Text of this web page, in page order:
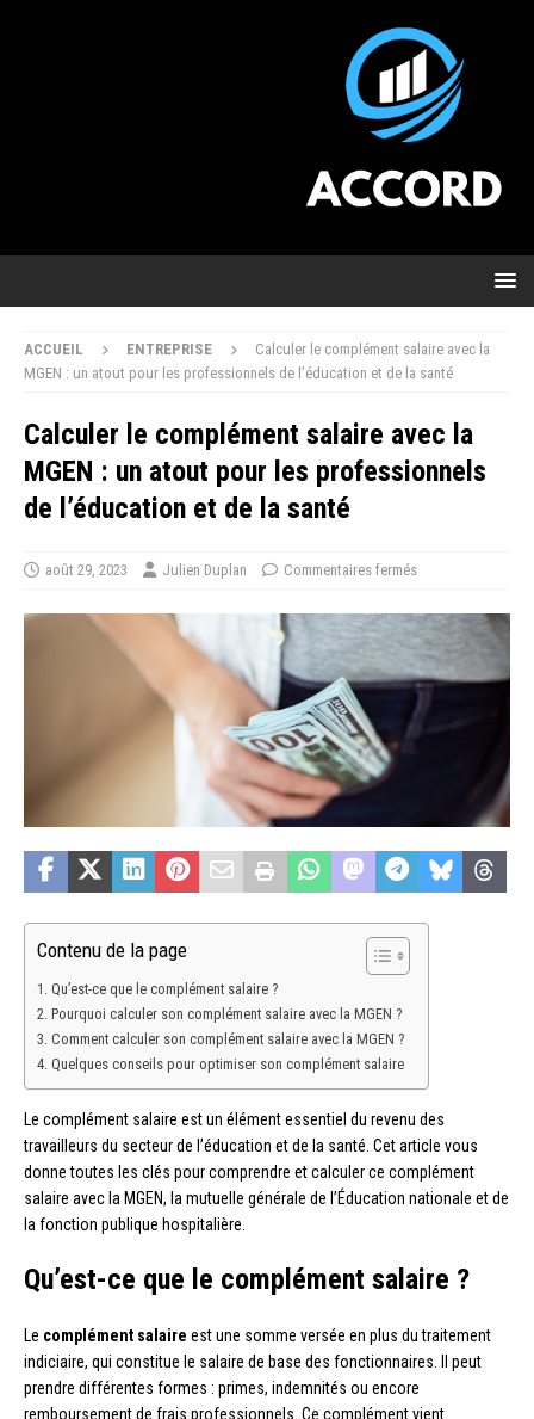
ACCUEIL ENTREPRISE
Calculer le complément salaire avec la
MGEN : un atout pour les professionnels de l’éducation et de la santé
Calculer le complément salaire avec la
MGEN : un atout pour les professionnels
de l’éducation et de la santé
août 29, 2023 Julien Duplan Commentaires fermés
Contenu de la page
Qu’est-ce que le complément salaire ?
Pourquoi calculer son complément salaire avec la MGEN ?
Comment calculer son complément salaire avec la MGEN ?
Quelques conseils pour optimiser son complément salaire
Le complément salaire est un élément essentiel du revenu des
travailleurs du secteur de l’éducation et de la santé. Cet article vous
donne toutes les clés pour comprendre et calculer ce complément
salaire avec la MGEN, la mutuelle générale de l’Éducation nationale et de
la fonction publique hospitalière.
Qu’est-ce que le complément salaire ?
Le complément salaire est une somme versée en plus du traitement
indiciaire, qui constitue le salaire de base des fonctionnaires. Il peut
prendre différentes formes : primes, indemnités ou encore
remboursement de frais professionnels. Ce complément vient